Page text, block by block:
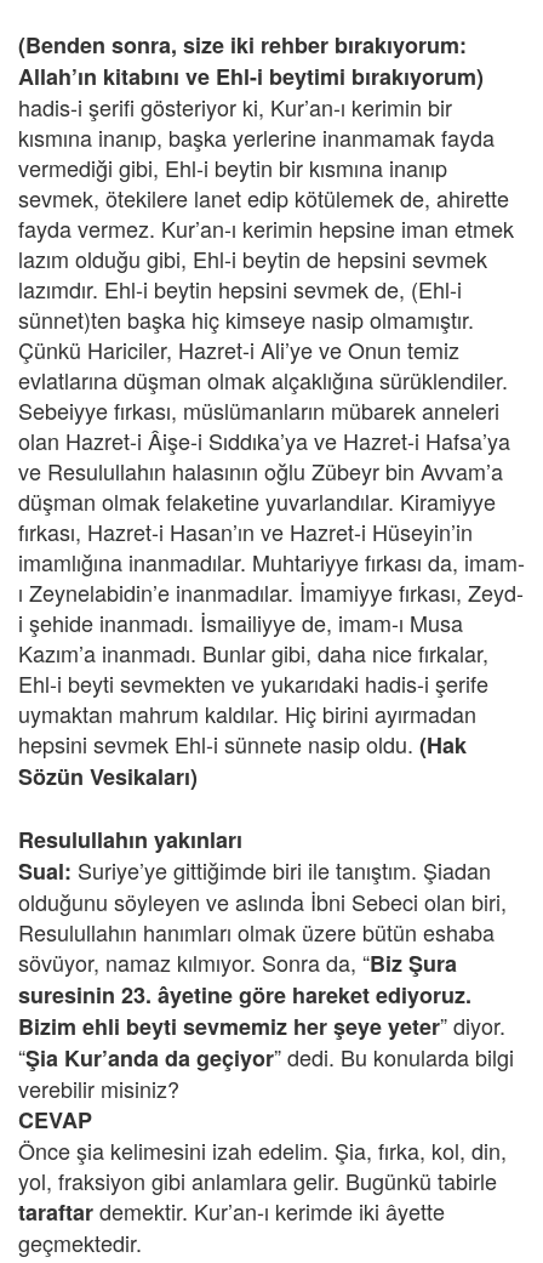
(Benden sonra, size iki rehber bırakıyorum:
Allah’ın kitabını ve Ehl-i beytimi bırakıyorum)
hadis-i şerifi gösteriyor ki, Kur’an-ı kerimin bir
kısmına inanıp, başka yerlerine inanmamak fayda
vermediği gibi, Ehl-i beytin bir kısmına inanıp
sevmek, ötekilere lanet edip kötülemek de, ahirette
fayda vermez. Kur’an-ı kerimin hepsine iman etmek
lazım olduğu gibi, Ehl-i beytin de hepsini sevmek
lazımdır. Ehl-i beytin hepsini sevmek de, (Ehl-i
sünnet)ten başka hiç kimseye nasip olmamıştır.
Çünkü Hariciler, Hazret-i Ali’ye ve Onun temiz
evlatlarına düşman olmak alçaklığına sürüklendiler.
Sebeiyye fırkası, müslümanların mübarek anneleri
olan Hazret-i Âişe-i Sıddıka’ya ve Hazret-i Hafsa’ya
ve Resulullahın halasının oğlu Zübeyr bin Avvam’a
düşman olmak felaketine yuvarlandılar. Kiramiyye
fırkası, Hazret-i Hasan’ın ve Hazret-i Hüseyin’in
imamlığına inanmadılar. Muhtariyye fırkası da, imam-
ı Zeynelabidin’e inanmadılar. İmamiyye fırkası, Zeyd-
i şehide inanmadı. İsmailiyye de, imam-ı Musa
Kazım’a inanmadı. Bunlar gibi, daha nice fırkalar,
Ehl-i beyti sevmekten ve yukarıdaki hadis-i şerife
uymaktan mahrum kaldılar. Hiç birini ayırmadan
hepsini sevmek Ehl-i sünnete nasip oldu. (Hak
Sözün Vesikaları)
Resulullahın yakınları
Sual: Suriye’ye gittiğimde biri ile tanıştım. Şiadan
olduğunu söyleyen ve aslında İbni Sebeci olan biri,
Resulullahın hanımları olmak üzere bütün eshaba
sövüyor, namaz kılmıyor. Sonra da, “Biz Şura
suresinin 23. âyetine göre hareket ediyoruz.
Bizim ehli beyti sevmemiz her şeye yeter” diyor.
“Şia Kur’anda da geçiyor” dedi. Bu konularda bilgi
verebilir misiniz?
CEVAP
Önce şia kelimesini izah edelim. Şia, fırka, kol, din,
yol, fraksiyon gibi anlamlara gelir. Bugünkü tabirle
taraftardemektir. Kur’an-ı kerimde iki âyette
geçmektedir.